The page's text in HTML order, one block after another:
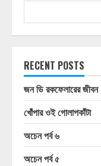
RECENT POSTS
জন ডি রকফেলারের জীবন
খোঁপার ওই গোলাপকাঁটা
অচেন পর্ব ৬
অচেন পর্ব ৫